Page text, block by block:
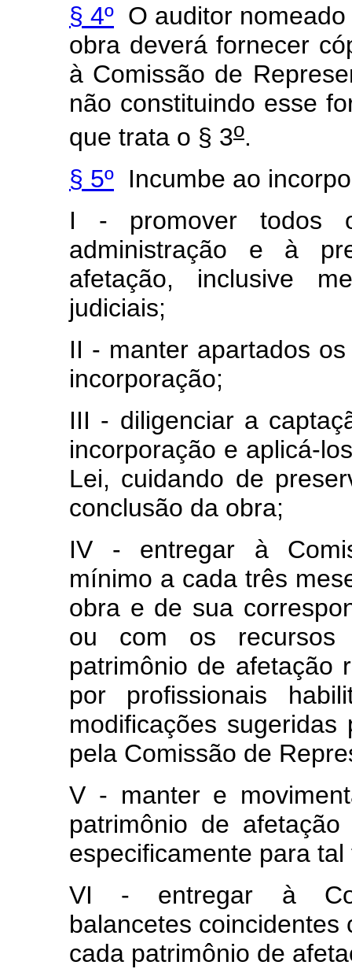
§ 4º O auditor
obra deverá fornecer
à Comissão de
não constituindo esse
que trata o § 3o.
§ 5º Incumbe ao
I - promover todos
administração e à
afetação, inclusive
judiciais;
II - manter apartados
incorporação;
III - diligenciar a
incorporação e aplicá-
Lei, cuidando de
conclusão da obra;
IV - entregar à
mínimo a cada três
obra e de sua
ou com os recursos
patrimônio de afetação
por profissionais
modificações
pela Comissão de
V - manter e
patrimônio de
especificamente para tal
VI - entregar à
balancetes
cada patrimônio de